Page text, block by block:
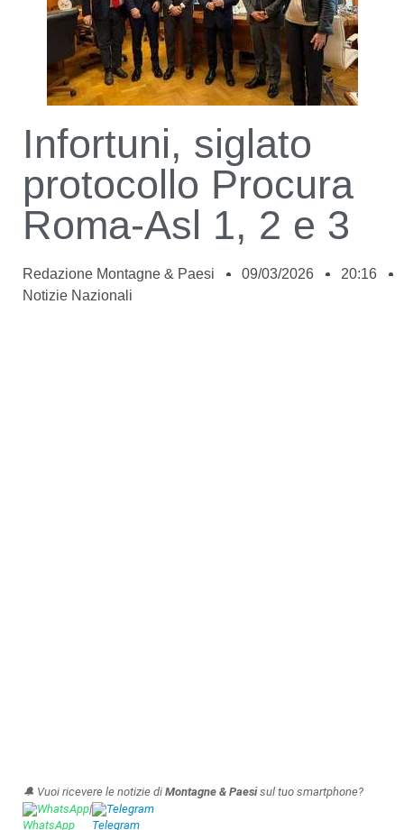
Infortuni, siglato
protocollo Procura
Roma-Asl 1, 2 e 3
Redazione Montagne & Paesi 09/03/2026
20:16
Notizie Nazionali
🔔 Vuoi ricevere le notizie di Montagne & Paesisul tuo smartphone?
WhatsApp| Telegram